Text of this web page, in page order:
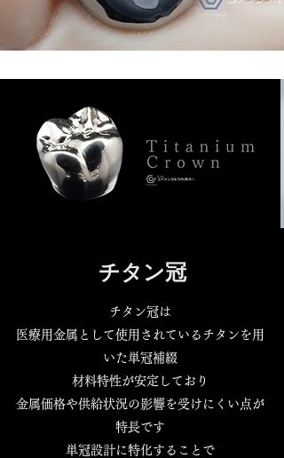
チタン冠
チタン冠は
医療用金属として使用されているチタンを用
いた単冠補綴
材料特性が安定しており
金属価格や供給状況の影響を受けにくい点が
特長です
単冠設計に特化することで